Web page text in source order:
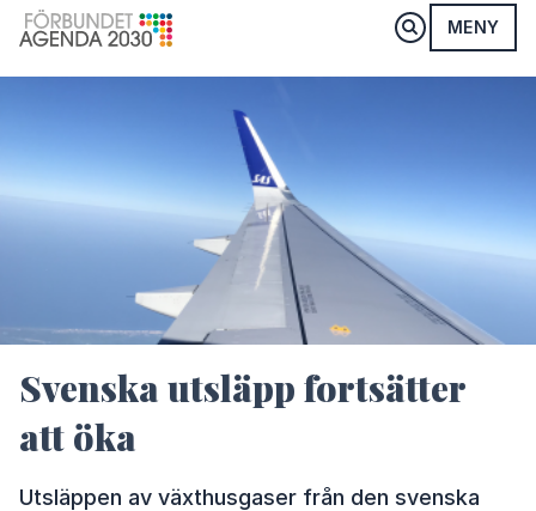
MENY
Svenska utsläpp fortsätter
att öka
Utsläppen av växthusgaser från den svenska